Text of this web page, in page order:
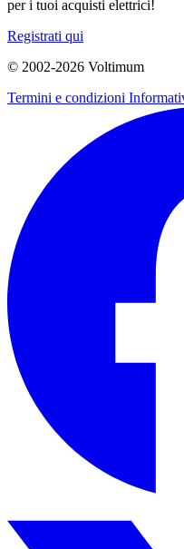
per i tuoi acquisti elettrici!
Registrati qui
© 2002-2026 Voltimum
Termini e condizioni